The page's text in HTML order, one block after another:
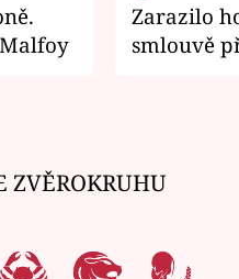
Zarazilo
smlouvě
ZVĚROKRUHU